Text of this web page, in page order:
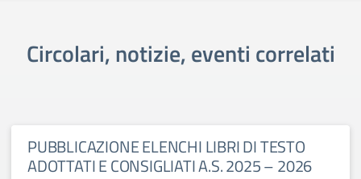
Circolari, notizie, eventi correlati
PUBBLICAZIONE ELENCHI LIBRI DI TESTO
ADOTTATI E CONSIGLIATI A.S. 2025 – 2026